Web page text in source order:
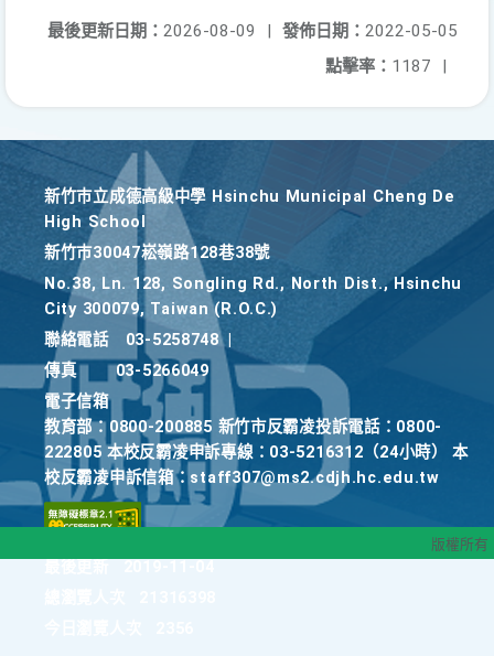
發佈日期： 2022-05-05
最後更新日期： 2026-08-09
|
點擊率： 1187 |
新竹巿立成德高級中學 Hsinchu Municipal Cheng De
High School
新竹巿30047崧嶺路128巷38號
No.38, Ln. 128, Songling Rd., North Dist., Hsinchu
City 300079, Taiwan (R.O.C.)
聯絡電話
03-5258748
傳真
03-5266049
電子信箱
教育部：0800-200885 新竹市反霸凌投訴電話：0800-
222805 本校反霸凌申訴專線：03-5216312（24小時） 本
校反霸凌申訴信箱：staff307@ms2.cdjh.hc.edu.tw
版權所有